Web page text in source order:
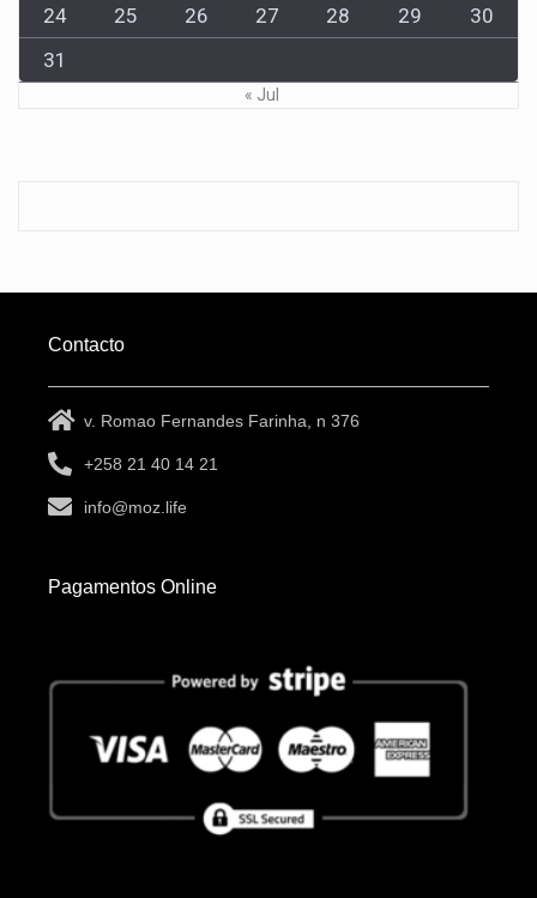
24
25 26 27 28 29
30
31
« Jul
Contacto
v. Romao Fernandes Farinha, n 376
+258 21 40 14 21
info@moz.life
Pagamentos Online